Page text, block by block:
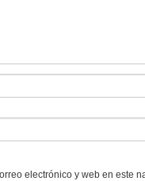
electrónico y web en este